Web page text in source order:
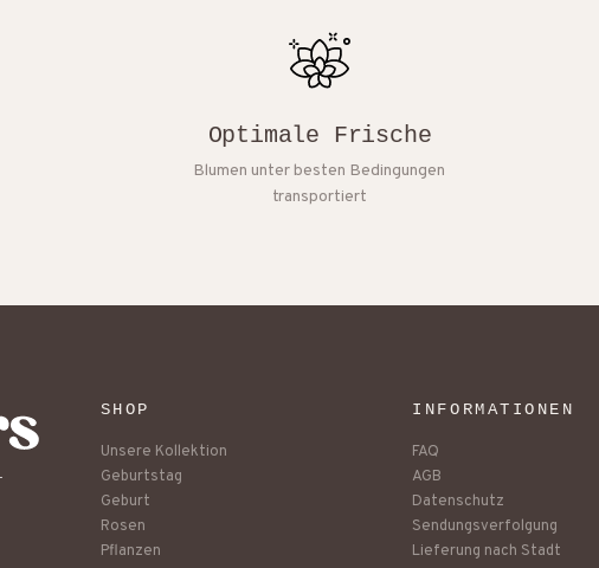
Optimale Frische
Blumen unter besten Bedingungen
transportiert
SHOP
Unsere Kollektion
Geburtstag
Geburt
Rosen
Pflanzen
INFORMATIONEN
FAQ
AGB
Datenschutz
Sendungsverfolgung
Lieferung nach Stadt